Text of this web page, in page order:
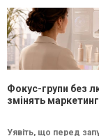
Фокус-групи без
змінять
Уявіть, що перед